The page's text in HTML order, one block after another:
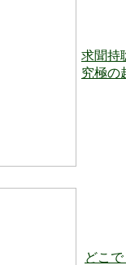
求聞持
究極の
どこ